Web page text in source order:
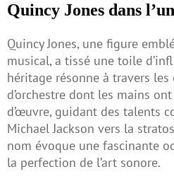
Quincy Jones dans
Quincy Jones, une figure
musical, a tissé une toile
héritage résonne à travers
d’orchestre dont les mains
d’œuvre, guidant des talents
Michael Jackson vers la
nom évoque une fascinante
la perfection de l’art sonore.